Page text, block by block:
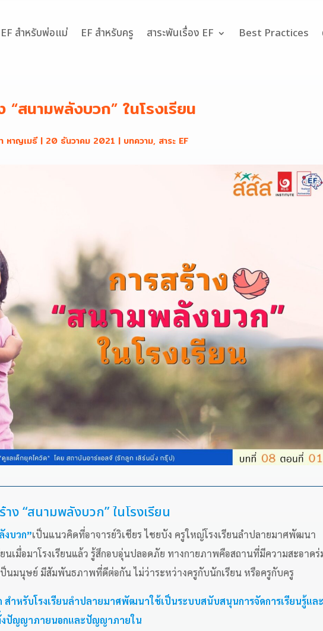
EF สำหรับพ่อแม่ EF สำหรับครู สาระพันเรื่อง EF Best Practices
“สนามพลังบวก” ในโรงเรียน
หาญเมธี| 20 ธันวาคม 2021 | บทความ, สาระ EF
าง “สนามพลังบวก” ในโรงเรียน
บวก”เป็นแนวคิดที่อาจารย์วิเชียร ไชยบัง ครูใหญ่โรงเรียนลำปลายมาศพัฒนา
นเมื่อมาโรงเรียนแล้ว รู้สึกอบอุ่นปลอดภัย ทางกายภาพคือสถานที่มีความสะอาด
นมนุษย์ ​มีสัมพันธภาพที่ดีต่อกัน ไม่ว่าระหว่างครูกับนักเรียน หรือครูกับครู
สำหรับโรงเรียนลำปลายมาศพัฒนาใช้เป็นระบบสนับสนุนการจัดการเรียนรู้และ
ปัญญาภายนอกและปัญญาภายใน